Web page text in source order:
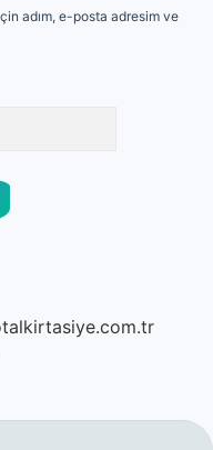
adım, e-posta adresim ve